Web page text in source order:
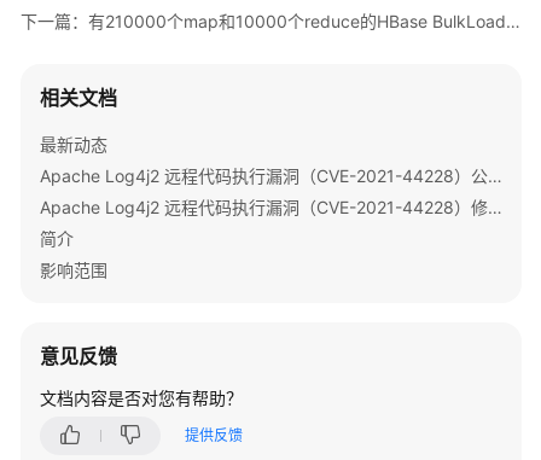
ClickHouse
使
DBService
使
Flink
Flume
用
下一篇：有210000个map和10000个reduce的HBase BulkLoad任务运行失败
相关文档
最新动态
Apache Log4j2 远程代码执行漏洞（CVE-2021-44228）公告
Apache Log4j2 远程代码执行漏洞（CVE-2021-44228）修复指导
简介
影响范围
意见反馈
文档内容是否对您有帮助？
提供反馈